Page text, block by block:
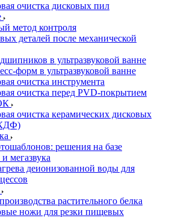
очистка дисковых пил
метод контроля
деталей после механической
в ультразвуковой ванне
форм в ультразвуковой ванне
очистка инструмента
очистка перед PVD-покрытием
очистка керамических дисковых
решения на базе
и мегазвука
деионизованной воды для
растительного белка
ножи для резки пищевых